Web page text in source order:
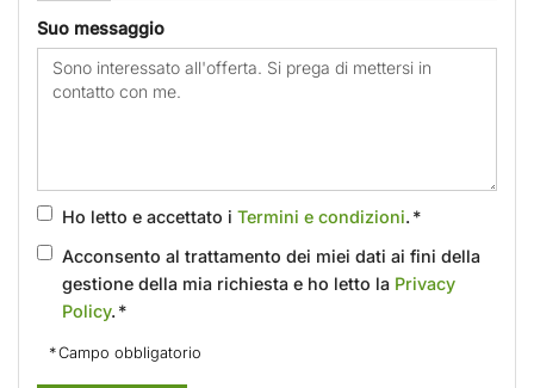
Suo messaggio
Ho letto e accettato i Termini e condizioni. *
Acconsento al trattamento dei miei dati ai fini della
gestione della mia richiesta e ho letto la Privacy
Policy. *
* Campo obbligatorio